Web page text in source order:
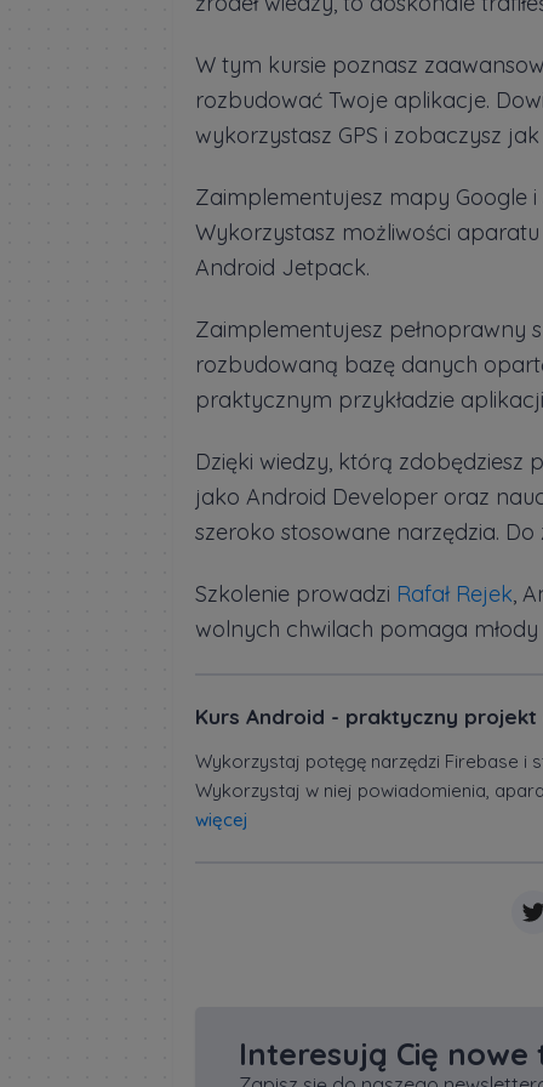
W tym kursie poznasz
rozbudować Twoje aplikacje.
wykorzystasz GPS i zobaczysz
Zaimplementujesz mapy Google
Wykorzystasz możliwości
Android Jetpack.
Zaimplementujesz pełnoprawny
rozbudowaną bazę danych
praktycznym przykładzie
Dzięki wiedzy, którą zdobędziesz
jako Android Developer oraz
szeroko stosowane narzędzia. Do
Szkolenie prowadzi Rafał Rejek ,
wolnych chwilach pomaga
Kurs Android - praktyczny projekt
Wykorzystaj potęgę narzędzi Firebase i
Wykorzystaj w niej powiadomienia,
więcej
Interesują Cię nowe